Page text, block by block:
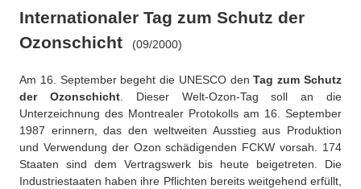
Berufsinformation
Besonderheiten
Projekte
Eduthek
Benzolring online
QM-Zertifizierung nach SGB III / AZAV
Unsere Linktipps
Internationaler Tag zum Schutz der
Ozonschicht (09/2000)
Am 16. September begeht die UNESCO denTag zum Schutz
der Ozonschicht. Dieser Welt-Ozon-Tag soll an die
Unterzeichnung des Montrealer Protokolls am 16. September
1987 erinnern, das den weltweiten Ausstieg aus Produktion
und Verwendung der Ozon schädigenden FCKW vorsah. 174
Staaten sind dem Vertragswerk bis heute beigetreten. Die
Industriestaaten haben ihre Pflichten bereits weitgehend erfüllt,